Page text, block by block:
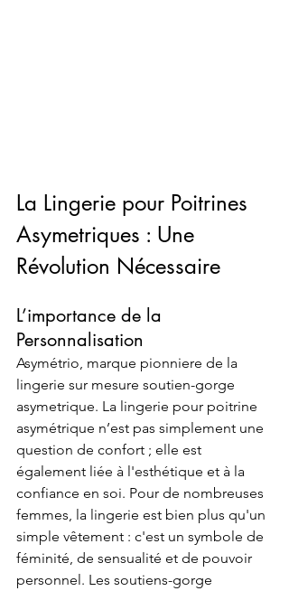
La Lingerie pour Poitrines
Asymetriques : Une
Révolution Nécessaire
L’importance de la
Personnalisation
Asymétrio, marque pionniere de la
lingerie sur mesure soutien-gorge
asymetrique. La lingerie pour poitrine
asymétrique n’est pas simplement une
question de confort ; elle est
également liée à l'esthétique et à la
confiance en soi. Pour de nombreuses
femmes, la lingerie est bien plus qu'un
simple vêtement : c'est un symbole de
féminité, de sensualité et de pouvoir
personnel. Les soutiens-gorge